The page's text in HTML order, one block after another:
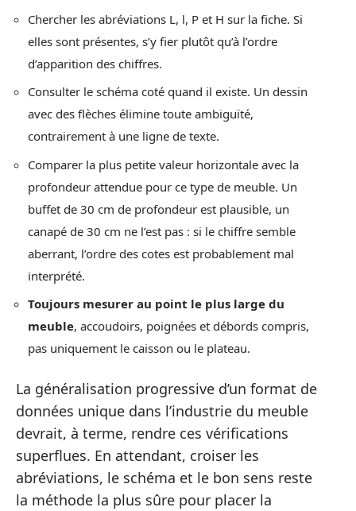
Chercher les abréviations L, l, P et H sur la fiche. Si
elles sont présentes, s’y fier plutôt qu’à l’ordre
d’apparition des chiffres.
Consulter le schéma coté quand il existe. Un dessin
avec des flèches élimine toute ambiguïté,
contrairement à une ligne de texte.
Comparer la plus petite valeur horizontale avec la
profondeur attendue pour ce type de meuble. Un
buffet de 30 cm de profondeur est plausible, un
canapé de 30 cm ne l’est pas : si le chiffre semble
aberrant, l’ordre des cotes est probablement mal
interprété.
Toujours mesurer au point le plus large du
meuble, accoudoirs, poignées et débords compris,
pas uniquement le caisson ou le plateau.
La généralisation progressive d’un format de
données unique dans l’industrie du meuble
devrait, à terme, rendre ces vérifications
superflues. En attendant, croiser les
abréviations, le schéma et le bon sens reste
la méthode la plus sûre pour placer la